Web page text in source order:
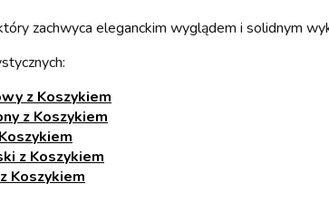
zachwyca eleganckim wyglądem i solidnym
z Koszykiem
z Koszykiem
z Koszykiem
Koszykiem